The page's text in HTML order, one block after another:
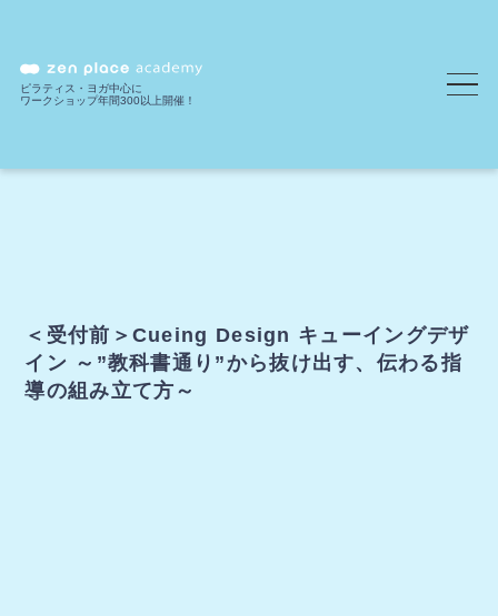
ピラティス・ヨガ中心に
ワークショップ年間300以上開催！
＜受付前＞Cueing Design キューイングデザ
イン ～”教科書通り”から抜け出す、伝わる指
導の組み立て方～